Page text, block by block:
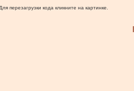
перезагрузки кода кликните на картинке.